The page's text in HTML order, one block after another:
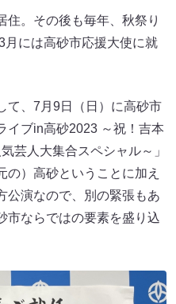
住。その後も毎年、秋祭り
月には高砂市応援大使に就
て、7月9日（日）に高砂市
イブin高砂2023 ～祝！吉本
芸人大集合スペシャル～」
の）高砂ということに加え
公演なので、別の緊張もあ
市ならではの要素を盛り込